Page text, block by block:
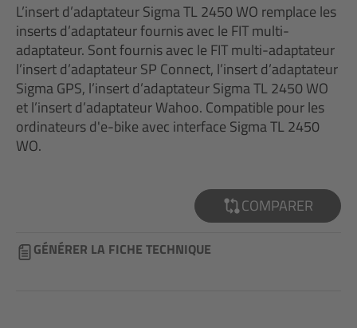
L’insert d’adaptateur Sigma TL 2450 WO remplace les
inserts d’adaptateur fournis avec le FIT multi-
adaptateur. Sont fournis avec le FIT multi-adaptateur
l’insert d’adaptateur SP Connect, l’insert d’adaptateur
Sigma GPS, l’insert d’adaptateur Sigma TL 2450 WO
et l’insert d’adaptateur Wahoo. Compatible pour les
ordinateurs d'e-bike avec interface Sigma TL 2450
WO.
COMPARER
GÉNÉRER LA FICHE TECHNIQUE